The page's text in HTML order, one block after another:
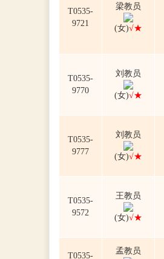
T0535-
9721
梁教员
(女)√★
T0535-
9770
刘教员
(女)√★
T0535-
9777
刘教员
(女)√★
T0535-
9572
王教员
(女)√★
T0535-
孟教员